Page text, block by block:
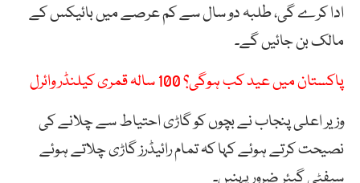
ادا کرے گی، طلبہ دو سال سے کم عرصے میں بائیکس کے
مالک بن جائیں گے۔
پاکستان میں عید کب ہوگی؟ 100 سالہ قمری کیلنڈر وائرل
وزیر اعلی پنجاب نے بچوں کو گاڑی احتیاط سے چلانے کی
نصیحت کرتے ہوئے کہا کہ تمام رائیڈرز گاڑی چلاتے ہوئے
سیفٹی گیئر ضرور پہنیں۔